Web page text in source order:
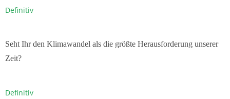
Definitiv
Seht Ihr den Klimawandel als die größte Herausforderung unserer
Zeit?
Definitiv